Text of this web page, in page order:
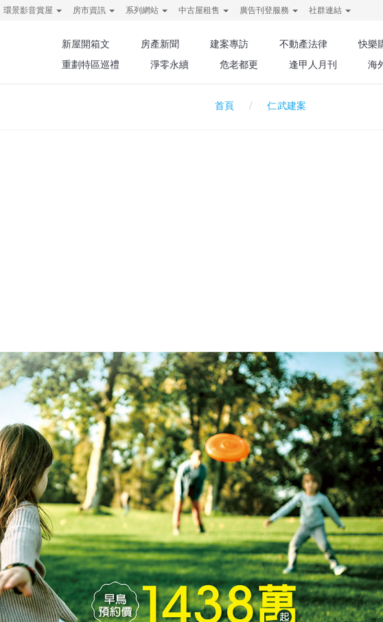
環景影音賞屋 房市資訊 系列網站 中古屋租售 廣告刊登服務 社群連結
新屋開箱文 房產新聞 建案專訪 不動產法律 快樂
重劃特區巡禮
淨零永續 危老都更 逢甲人月刊 海
首頁 仁武建案